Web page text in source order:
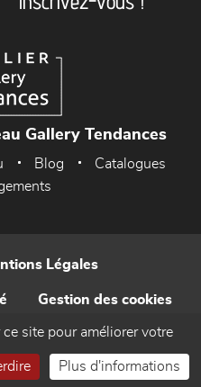
Gallery Tendances
Blog
Catalogues
Légales
Gestion des cookies
site pour améliorer votre
Plus d'informations